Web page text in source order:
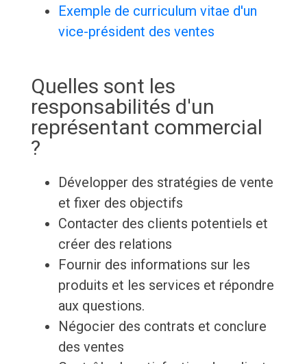
Exemple de curriculum vitae d'un
vice-président des ventes
Quelles sont les
responsabilités d'un
représentant commercial
?
Développer des stratégies de vente
et fixer des objectifs
Contacter des clients potentiels et
créer des relations
Fournir des informations sur les
produits et les services et répondre
aux questions.
Négocier des contrats et conclure
des ventes